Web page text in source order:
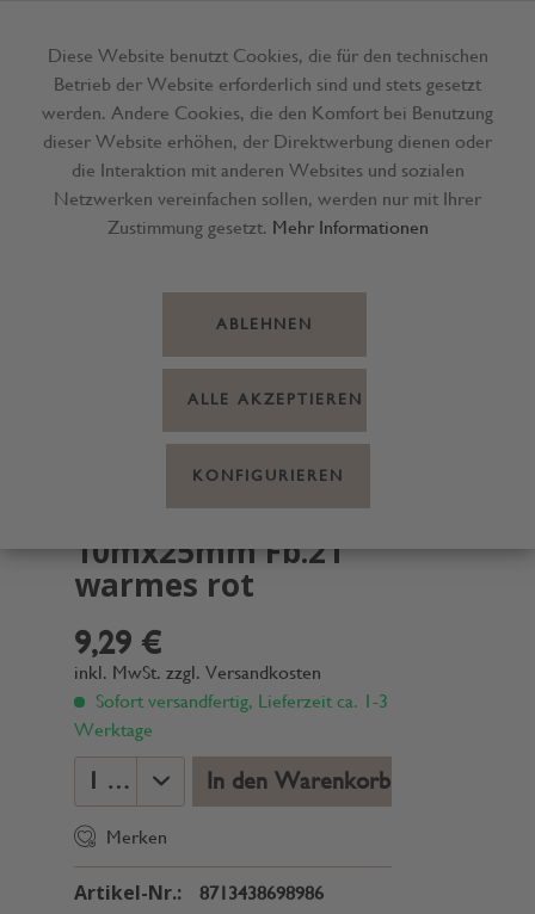
Menü
Band VELVETY
10mx25mm Fb.21
warmes rot
9,29 €
inkl. MwSt. zzgl. Versandkosten
Sofort versandfertig, Lieferzeit ca. 1-3
Werktage
In den Warenkorb
Merken
Artikel-Nr.:
8713438698986
Diese Website benutzt Cookies, die für den technischen
Betrieb der Website erforderlich sind und stets gesetzt
werden. Andere Cookies, die den Komfort bei Benutzung
dieser Website erhöhen, der Direktwerbung dienen oder
die Interaktion mit anderen Websites und sozialen
Netzwerken vereinfachen sollen, werden nur mit Ihrer
Zustimmung gesetzt. Mehr Informationen
ABLEHNEN
ALLE AKZEPTIEREN
KONFIGURIEREN